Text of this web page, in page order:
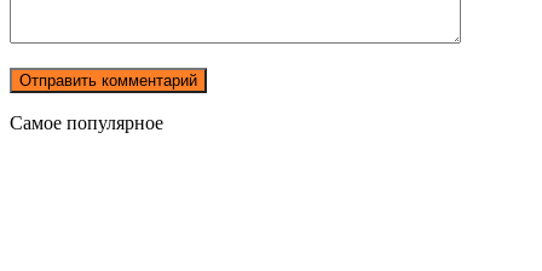
Самое популярное